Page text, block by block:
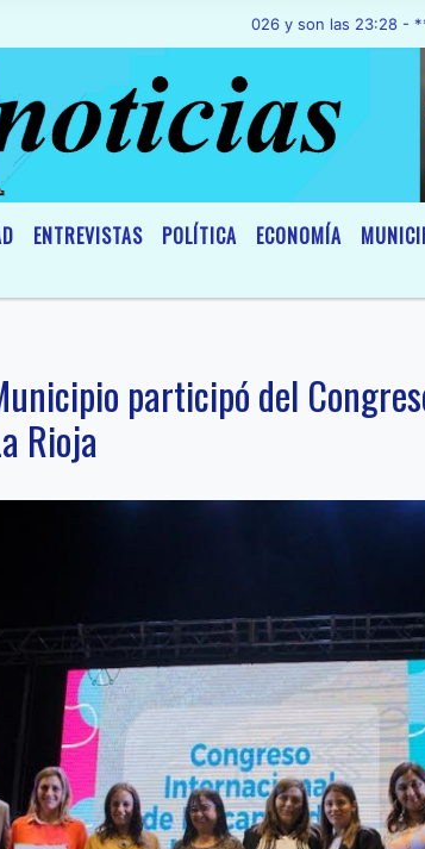
7 de Agosto de 2026 y son las 23:28 - ** La
ENTREVISTAS POLÍTICA ECONOMÍA
participó del
Rioja